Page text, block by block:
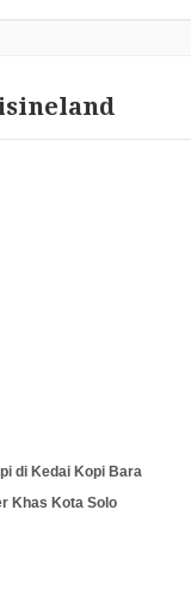
di Kedai Kopi Bara
Khas Kota Solo